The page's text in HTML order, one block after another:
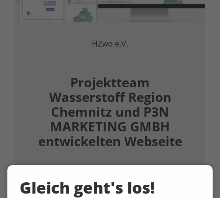
HZwo e.V.
Projektteam
Wasserstoff Region
Chemnitz und P3N
MARKETING GMBH
entwickelten Webseite
Gleich geht's los!